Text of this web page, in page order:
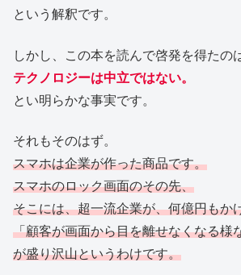
という解釈です。
しかし、この本を読んで啓発を得たの
テクノロジーは中立ではない。
とい明らかな事実です。
それもそのはず。
スマホは企業が作った商品です。
スマホのロック画面のその先、
そこには、超一流企業が、何億円もか
「顧客が画面から目を離せなくなる様
が盛り沢山というわけです。